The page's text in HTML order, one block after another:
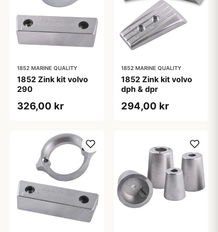
1852 MARINE QUALITY
1852 Zink kit volvo
290
326,00 kr
1852 MARINE QUALITY
1852 Zink kit volvo
dph & dpr
294,00 kr